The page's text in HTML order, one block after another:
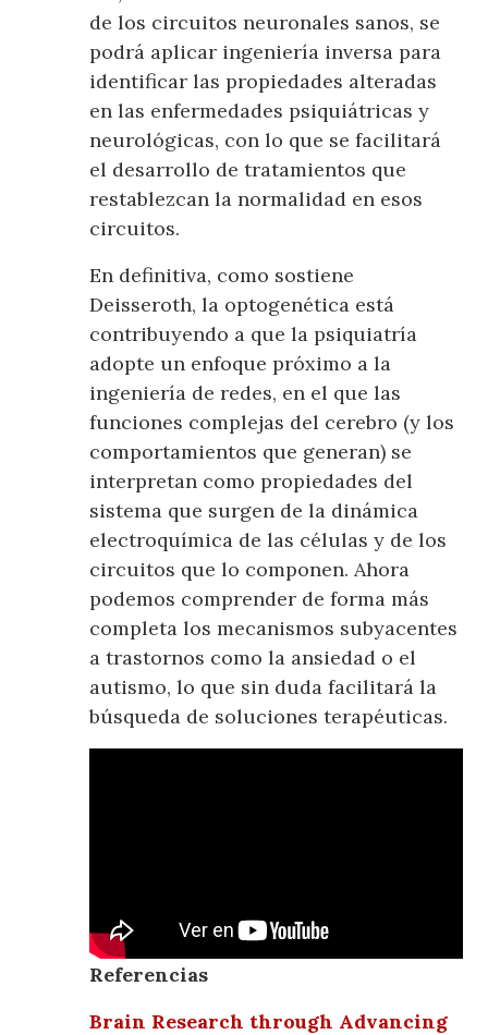
de los circuitos neuronales sanos, se
podrá aplicar ingeniería inversa para
identificar las propiedades alteradas
en las enfermedades psiquiátricas y
neurológicas, con lo que se facilitará
el desarrollo de tratamientos que
restablezcan la normalidad en esos
circuitos.
En definitiva, como sostiene
Deisseroth, la optogenética está
contribuyendo a que la psiquiatría
adopte un enfoque próximo a la
ingeniería de redes, en el que las
funciones complejas del cerebro (y los
comportamientos que generan) se
interpretan como propiedades del
sistema que surgen de la dinámica
electroquímica de las células y de los
circuitos que lo componen. Ahora
podemos comprender de forma más
completa los mecanismos subyacentes
a trastornos como la ansiedad o el
autismo, lo que sin duda facilitará la
búsqueda de soluciones terapéuticas.
Referencias
Brain Research through Advancing